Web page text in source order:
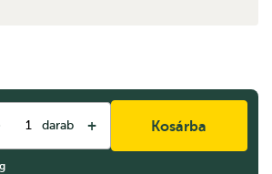
darab + Kosárba
g